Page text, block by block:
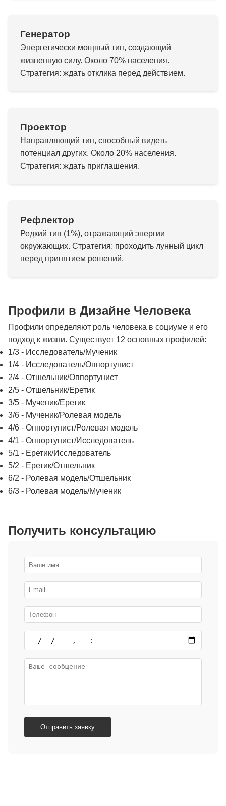
Генератор
Энергетически мощный тип, создающий
жизненную силу. Около 70% населения.
Стратегия: ждать отклика перед действием.
Проектор
Направляющий тип, способный видеть
потенциал других. Около 20% населения.
Стратегия: ждать приглашения.
Рефлектор
Редкий тип (1%), отражающий энергии
окружающих. Стратегия: проходить лунный цикл
перед принятием решений.
Профили в Дизайне Человека
Профили определяют роль человека в социуме и его
подход к жизни. Существует 12 основных профилей:
1/3 - Исследователь/Мученик
1/4 - Исследователь/Оппортунист
2/4 - Отшельник/Оппортунист
2/5 - Отшельник/Еретик
3/5 - Мученик/Еретик
3/6 - Мученик/Ролевая модель
4/6 - Оппортунист/Ролевая модель
4/1 - Оппортунист/Исследователь
5/1 - Еретик/Исследователь
5/2 - Еретик/Отшельник
6/2 - Ролевая модель/Отшельник
6/3 - Ролевая модель/Мученик
Получить консультацию
Отправить заявку